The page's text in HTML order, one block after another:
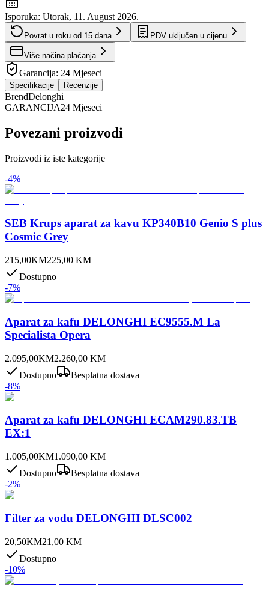
Isporuka: Utorak, 11. August 2026.
Povrat u roku od 15 dana PDV uključen u cijenu
Više načina plaćanja
Garancija: 24 Mjeseci
Specifikacije Recenzije
BrendDelonghi
GARANCIJA24 Mjeseci
Povezani proizvodi
Proizvodi iz iste kategorije
-4%
SEB Krups aparat za kavu KP340B10 Genio S plus
Cosmic Grey
215,00KM225,00 KM
Dostupno
-7%
Aparat za kafu DELONGHI EC9555.M La
Specialista Opera
2.095,00KM2.260,00 KM
Dostupno
Besplatna dostava
-8%
Aparat za kafu DELONGHI ECAM290.83.TB
EX:1
1.005,00KM1.090,00 KM
Dostupno
Besplatna dostava
-2%
Filter za vodu DELONGHI DLSC002
20,50KM21,00 KM
Dostupno
-10%